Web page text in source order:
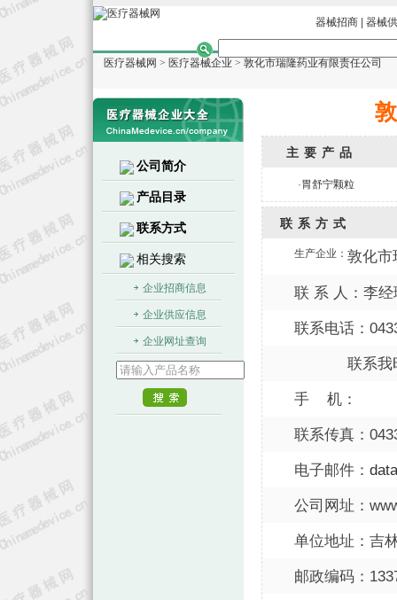
器械招商 器械
医疗器械网 > 医疗器械企业 > 敦化市瑞隆药业有限责任公司
公司简介
产品目录
联系方式
相关搜索
企业招商信息
企业供应信息
企业网址查询
主要产品
·胃舒宁颗粒
联系方式
生产企业： 敦化市
联 系 人：李经
联系电话：
联系我
手 机：
联系传真：
电子邮件：
公司网址：
单位地址：吉
邮政编码：